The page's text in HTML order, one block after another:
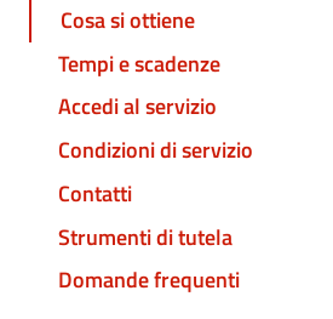
Cosa si ottiene
Tempi e scadenze
Accedi al servizio
Condizioni di servizio
Contatti
Strumenti di tutela
Domande frequenti